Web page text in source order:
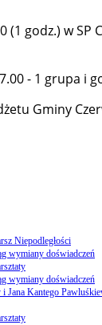
godz.) w
- 1 grupa i
Gminy
Niepodległości
wymiany doświadczeń
wymiany doświadczeń
Jana Kantego